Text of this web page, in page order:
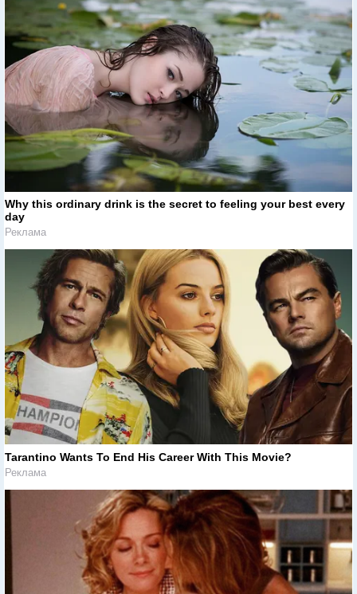
Why this ordinary drink is the secret to feeling your best every
day
Реклама
Tarantino Wants To End His Career With This Movie?
Реклама